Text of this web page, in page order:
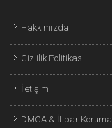
Hakkımızda
Gizlilik Politikası
İletişim
DMCA & İtibar Koruma